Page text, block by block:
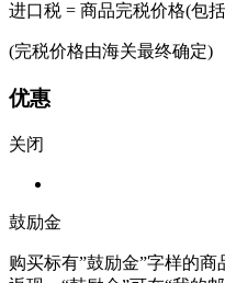
进口税 = 商品完税价格(包
(完税价格由海关最终确定)
优惠
关闭
鼓励金
购买标有”鼓励金”字样的